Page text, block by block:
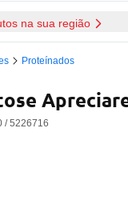
na sua região
Proteínados
/ 5226716